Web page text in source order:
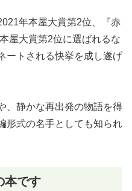
年本屋大賞第2位、『赤
屋大賞第2位に選ばれるな
ートされる快挙を成し遂げ
、静かな再出発の物語を得
形式の名手としても知られ
本です